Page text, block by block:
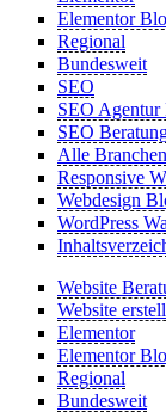
Elementor
Regional
Bundesweit
SEO
SEO Agentur
SEO
Alle Branchen
Responsive
Webdesign
WordPress
Website
Website
Elementor
Elementor
Regional
Bundesweit